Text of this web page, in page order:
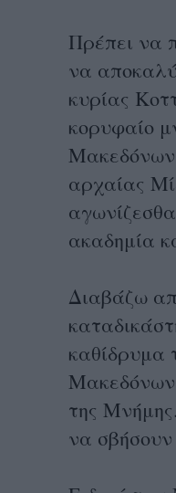
Πρέπει να
να
κυρίας
κορυφαίο
Μακεδόνων
αρχαίας
ακαδημία
Διαβάζω
καθίδρυμα
Μακεδόνων
της
να